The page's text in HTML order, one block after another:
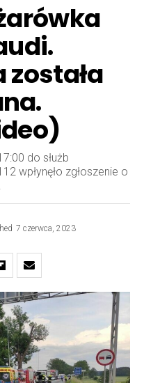
do służb
wpłynęło zgłoszenie o
7 czerwca, 2023